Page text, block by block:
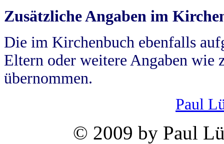
Zusätzliche Angaben im
Die im Kirchenbuch ebenfalls
Eltern oder weitere Angaben wie
übernommen.
Paul
© 2009 by Paul